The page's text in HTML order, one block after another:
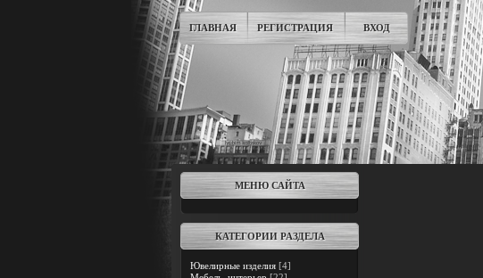
ГЛАВНАЯ РЕГИСТРАЦИЯ ВХОД
МЕНЮ САЙТА
КАТЕГОРИИ РАЗДЕЛА
Ювелирные изделия [4]